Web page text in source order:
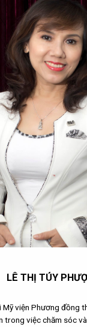
LÊ THỊ TÚY
Mỹ viện Phương đồng
trong việc chăm sóc và